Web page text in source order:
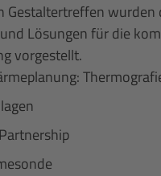
Gestaltertreffen wurden
Lösungen für die
vorgestellt.